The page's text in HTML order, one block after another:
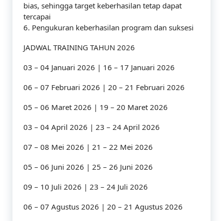
bias, sehingga target keberhasilan tetap dapat
tercapai
6. Pengukuran keberhasilan program dan suksesi
JADWAL TRAINING TAHUN 2026
03 – 04 Januari 2026 | 16 – 17 Januari 2026
06 – 07 Februari 2026 | 20 – 21 Februari 2026
05 – 06 Maret 2026 | 19 – 20 Maret 2026
03 – 04 April 2026 | 23 – 24 April 2026
07 – 08 Mei 2026 | 21 – 22 Mei 2026
05 – 06 Juni 2026 | 25 – 26 Juni 2026
09 – 10 Juli 2026 | 23 – 24 Juli 2026
06 – 07 Agustus 2026 | 20 – 21 Agustus 2026